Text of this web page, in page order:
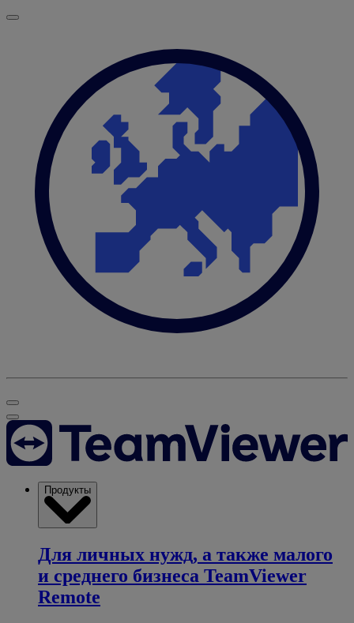
Продукты
Для личных нужд, а также малого
и среднего бизнеса TeamViewer
Remote